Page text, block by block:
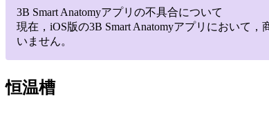
3B Smart Anatomyアプリの不具合について
現在，iOS版の3B Smart Anatomyアプリにおいて
いません。
恒温槽